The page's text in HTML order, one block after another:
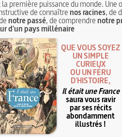
première puissance du monde. Une
de connaîtrenos racines, de
notre passé, de comprendrenotre
d'un pays millénaire
QUE VOUS SOYEZ
UN SIMPLE
CURIEUX
OU UN FÉRU
D'HISTOIRE,
Il était une France
saura vous ravir
par ses récits
abondamment
illustrés !